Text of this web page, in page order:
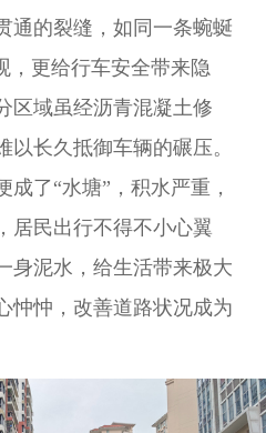
通的裂缝，如同一条蜿蜒
，更给行车安全带来隐
区域虽经沥青混凝土修
长久抵御车辆的碾压。
了“水塘”，积水严重，
居民出行不得不小心翼
身泥水，给生活带来极大
忡忡，改善道路状况成为